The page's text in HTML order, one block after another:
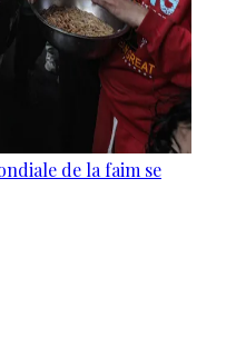
de la faim se